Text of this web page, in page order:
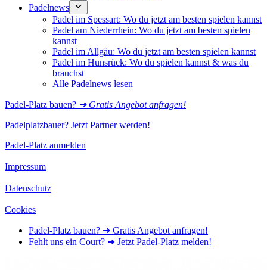
Padelnews
Padel im Spessart: Wo du jetzt am besten spielen kannst
Padel am Niederrhein: Wo du jetzt am besten spielen
kannst
Padel im Allgäu: Wo du jetzt am besten spielen kannst
Padel im Hunsrück: Wo du spielen kannst & was du
brauchst
Alle Padelnews lesen
Padel-Platz bauen? ➜ Gratis Angebot anfragen!
Padelplatzbauer? Jetzt Partner werden!
Padel-Platz anmelden
Impressum
Datenschutz
Cookies
Padel-Platz bauen? ➜ Gratis Angebot anfragen!
Fehlt uns ein Court? ➜ Jetzt Padel-Platz melden!